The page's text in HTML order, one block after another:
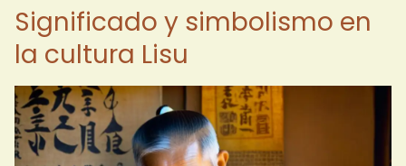
Significado y simbolismo en
la cultura Lisu